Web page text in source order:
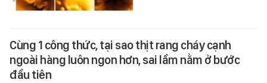
Cùng 1 công thức, tại sao thịt rang cháy cạnh
ngoài hàng luôn ngon hơn, sai lầm nằm ở bước
đầu tiên